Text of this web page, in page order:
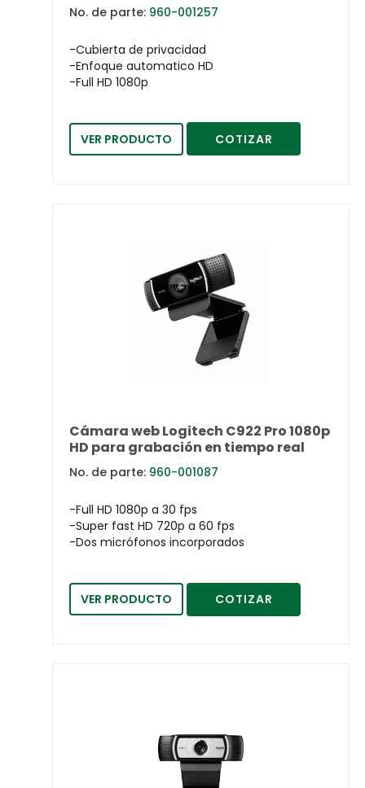
No. de parte: 960-001257
-Cubierta de privacidad
-Enfoque automatico HD
-Full HD 1080p
VER PRODUCTO COTIZAR
Cámara web Logitech C922 Pro 1080p
HD para grabación en tiempo real
No. de parte: 960-001087
-Full HD 1080p a 30 fps
-Super fast HD 720p a 60 fps
-Dos micrófonos incorporados
VER PRODUCTO COTIZAR